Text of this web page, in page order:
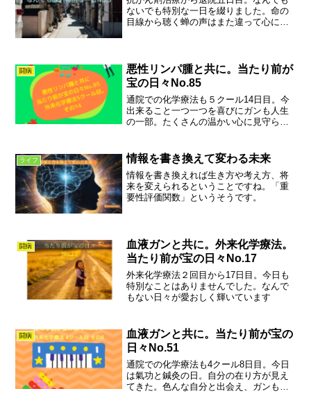
ないでも特別な一日を綴りました。命の
目線から聴く蝉の声はまた違って心に響
闘病
悪性リンパ腫と共に。当たり前が
宝の日々No.85
通院での化学療法も５クール14日目。今
出来ること一つ一つを喜びにガンも人生
の一部。たくさんの温かい心に見守られ
ライフ 情報を書き換えて変わる未来
情報を書き換えれば生き方や考え方、将
来を変えられるということですね。「重
要性評価関数」というそうです。
闘病
血液ガンと共に。外来化学療法。
当たり前が宝の日々No.17
外来化学療法２回目から17日目。今日も
特別なことはありませんでした。なんで
もない日々が愛おしく輝いています
闘病
血液ガンと共に。当たり前が宝の
日々No.51
通院での化学療法も4クール8日目。今日
は氣功と鍼灸の日。自分の在り方が見え
てきた。色んな自分と出会え、ガンも人